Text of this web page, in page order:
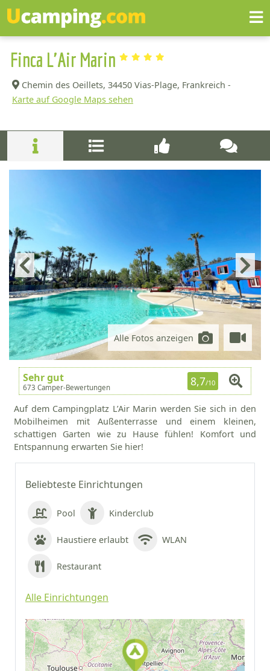
Finca L'Air Marin
Chemin des Oeillets, 34450 Vias-Plage, Frankreich -
Karte auf Google Maps sehen
Beliebteste Einrichtungen
Pool Kinderclub
Haustiere erlaubt WLAN
Restaurant
Alle Einrichtungen
Alle Fotos anzeigen
Sehr gut
673 Camper-Bewertungen 8,7/10
Auf dem Campingplatz L’Air Marin werden Sie sich in den
Mobilheimen mit Außenterrasse und einem kleinen,
schattigen Garten wie zu Hause fühlen! Komfort und
Entspannung erwarten Sie hier!